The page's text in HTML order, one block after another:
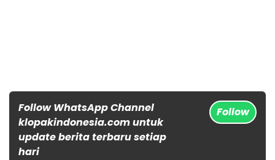
Follow WhatsApp Channel
klopakindonesia.com untuk
update berita terbaru setiap
hari
Follow